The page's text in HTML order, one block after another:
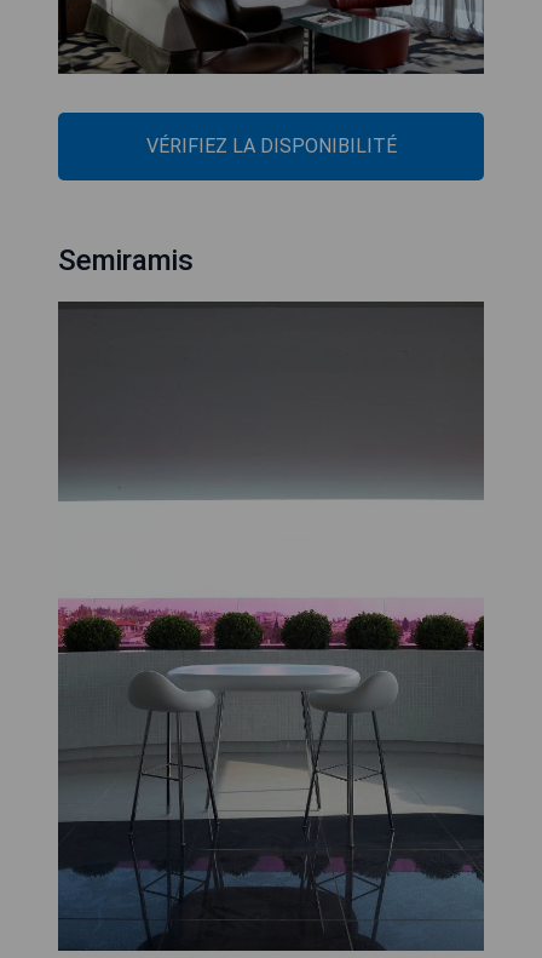
VÉRIFIEZ LA DISPONIBILITÉ
Semiramis